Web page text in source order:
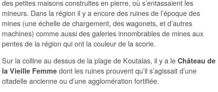
des petites maisons construites en pierre, où s’entassaient les
mineurs. Dans la région il y a encore des ruines de l’époque des
mines (une échelle de chargement, des wagonets, et d’autres
machines) comme aussi des galeries innombrables de mines aux
pentes de la région qui ont la couleur de la scorie.
Sur la colline au dessus de la plage de Koutalas, il y a leChâteau de
la Vieille Femme dont les ruines prouvent qu’il s’agissait d’une
citadelle ancienne ou d’une agglomération fortifiée.